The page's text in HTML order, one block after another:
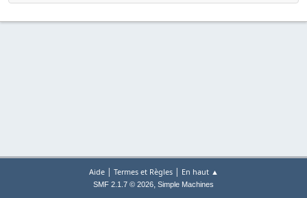
Aide| Termes et Règles| En haut ▲
SMF 2.1.7 © 2026, Simple Machines